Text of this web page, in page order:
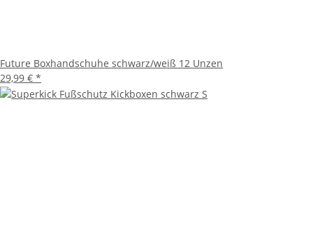
Future Boxhandschuhe schwarz/weiß 12 Unzen
29,99 € *